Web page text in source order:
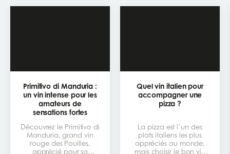
Primitivo di Manduria :
un vin intense pour les
amateurs de
sensations fortes
Découvrez le Primitivo di
Manduria, grand vin
rouge des Pouilles,
apprécié pour sa
Quel vin italien pour
accompagner une
pizza ?
La pizza est l’un des
plats italiens les plus
appréciés au monde,
mais choisir le bon vin